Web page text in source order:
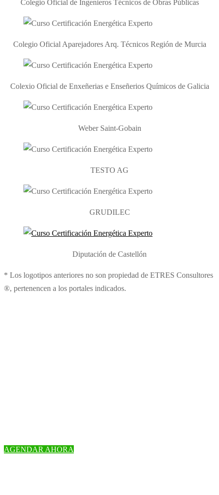
Colegio Oficial de Ingenieros Técnicos de Obras Públicas
Colegio Oficial Aparejadores Arq. Técnicos Región de Murcia
Colexio Oficial de Enxeñerias e Enseñerios Químicos de Galicia
Weber Saint-Gobain
TESTO AG
GRUDILEC
Diputación de Castellón
* Los logotipos anteriores no son propiedad de ETRES Consultores
®, pertenencen a los portales indicados.
AGENDAR AHORA